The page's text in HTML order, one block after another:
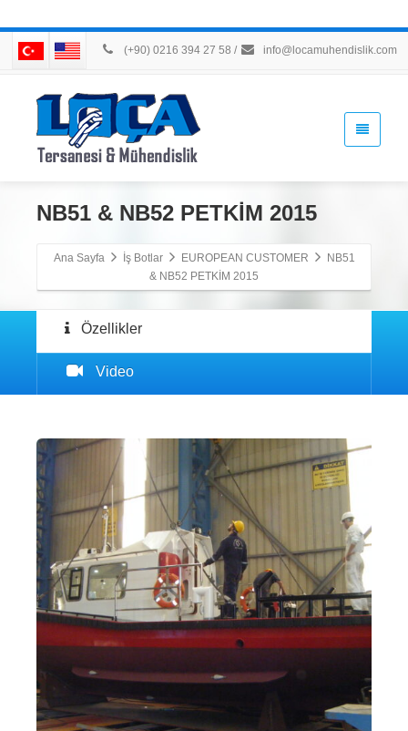
(+90) 0216 394 27 58 / info@locamuhendislik.com
NB51 & NB52 PETKİM 2015
Ana Sayfa İş Botlar EUROPEAN CUSTOMER
NB51
& NB52 PETKİM 2015
Özellikler
Video